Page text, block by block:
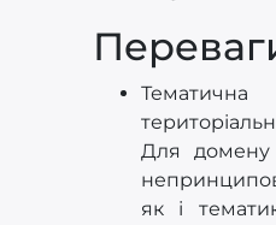
Для домену
як і